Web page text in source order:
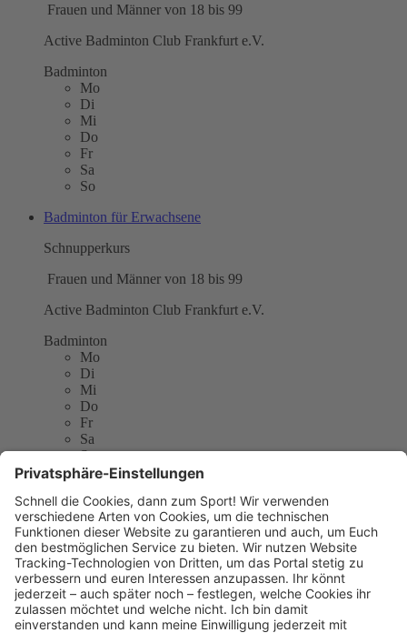
Frauen und Männer von 18 bis 99
Active Badminton Club Frankfurt e.V.
Badminton
Mo
Di
Mi
Do
Fr
Sa
So
Badminton für Erwachsene
Schnupperkurs
Frauen und Männer von 18 bis 99
Active Badminton Club Frankfurt e.V.
Badminton
Mo
Di
Mi
Do
Fr
Sa
So
Active Badminton Club Frankfurt e.V.
(c/o Mathias Daum) Im Klingenfeld 13
60435 Frankfurt am Main
E-Mail:info@abc-frankfurt.de
Website:http://www.abc-frankfurt.de
Sitemap